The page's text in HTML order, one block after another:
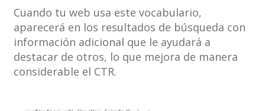
Cuando tu web usa este vocabulario,
aparecerá en los resultados de búsqueda con
información adicional que le ayudará a
destacar de otros, lo que mejora de manera
considerable el CTR.